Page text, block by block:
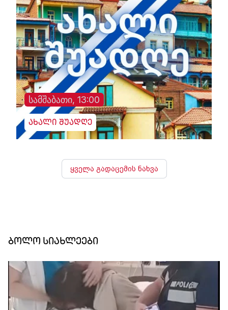
სამშაბათი, 13:00
ახალი შუადღე
ყველა გადაცემის ნახვა
ბოლო სიახლეები